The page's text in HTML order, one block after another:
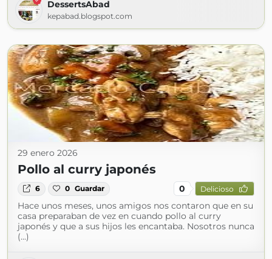
DessertsAbad
kepabad.blogspot.com
29 enero 2026
Pollo al curry japonés
6 0 Guardar 0 Delicioso
Hace unos meses, unos amigos nos contaron que en su
casa preparaban de vez en cuando pollo al curry
japonés y que a sus hijos les encantaba. Nosotros nunca
(...)